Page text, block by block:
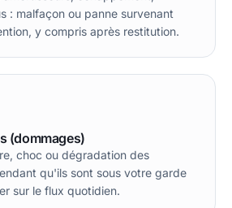
: malfaçon ou panne survenant
y compris après restitution.
(dommages)
choc ou dégradation des
qu'ils sont sous votre garde
sur le flux quotidien.